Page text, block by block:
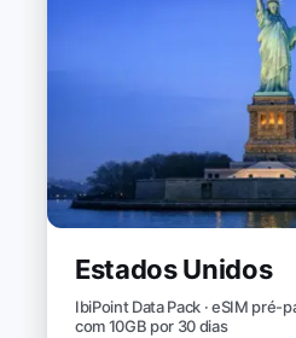
Estados Unidos
IbiPoint Data Pack · eSIM pré-
com 10GB por 30 dias